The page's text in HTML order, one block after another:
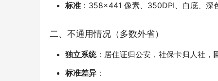
标准 ：358×441 像素、350DPI、白底、深
二、不通用情况（多数外省）
独立系统：居住证归公安，社保卡归人社，
标准差异 ：